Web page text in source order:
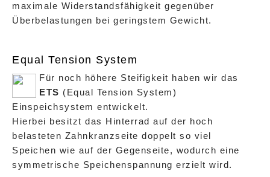
maximale Widerstandsfähigkeit gegenüber
Überbelastungen bei geringstem Gewicht.
Equal Tension System
Für noch höhere Steifigkeit haben wir das
ETS (Equal Tension System)
Einspeichsystem entwickelt.
Hierbei besitzt das Hinterrad auf der hoch
belasteten Zahnkranzseite doppelt so viel
Speichen wie auf der Gegenseite, wodurch eine
symmetrische Speichenspannung erzielt wird.